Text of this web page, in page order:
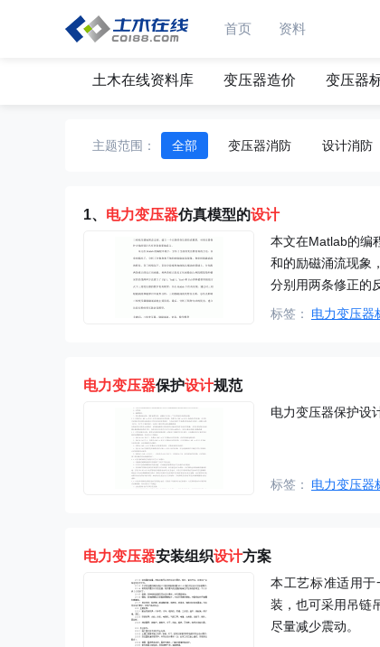
首页 资料
土木在线资料库 变压器造价 变压器
主题范围： 全部 变压器消防 设计消防
1、 电力变压器仿真模型的设计
本文在Matlab的编
和的励磁涌流现象
分别用两条修正的
标签：
电力变压器
电力变压器保护设计规范
电力变压器保护设
标签： 电力变压器
电力变压器安装组织设计方案
本工艺标准适用
装，也可采用吊链
尽量减少震动。